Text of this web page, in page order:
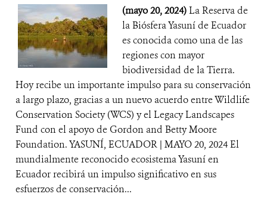
(mayo 20, 2024)La Reserva de
la Biósfera Yasuní de Ecuador
es conocida como una de las
regiones con mayor
biodiversidad de la Tierra.
Hoy recibe un importante impulso para su conservación
a largo plazo, gracias a un nuevo acuerdo entre Wildlife
Conservation Society (WCS) y el Legacy Landscapes
Fund con el apoyo de Gordon and Betty Moore
Foundation. YASUNÍ, ECUADOR | MAYO 20, 2024 El
mundialmente reconocido ecosistema Yasuní en
Ecuador recibirá un impulso significativo en sus
esfuerzos de conservación...